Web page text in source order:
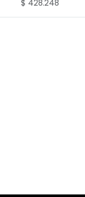
$ 428.248